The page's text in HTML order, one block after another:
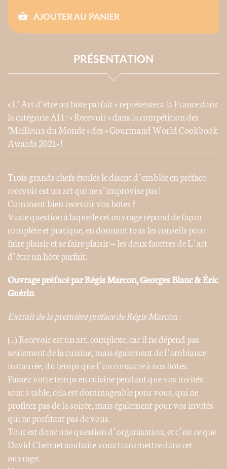
AJOUTER AU PANIER
PRÉSENTATION
« L' Art d' être un hôte parfait » représentera la France dans
la catégorie A11 : « Recevoir » dans la compétition des
"Meilleurs du Monde » des « Gourmand World Cookbook
Awards 2021» !
Trois grands chefs étoilés le disent d’emblée en préface :
recevoir est un art qui ne s’improvise pas !
Comment bien recevoir vos hôtes ?
Vaste question à laquelle cet ouvrage répond de façon
complète et pratique, en donnant tous les conseils pour
faire plaisir et se faire plaisir – les deux facettes de L’art
d’être un hôte parfait.
Ouvrage préfacé par Régis Marcon, Georges Blanc & Éric
Guérin
Extrait de la première préface de Régis Marcon :
(...) Recevoir est un art, complexe, car il ne dépend pas
seulement de la cuisine, mais également de l’ambiance
instaurée, du temps que l’on consacre à nos hôtes.
Passez votre temps en cuisine pendant que vos invités
sont à table, cela est dommageable pour vous, qui ne
profitez pas de la soirée, mais également pour vos invités
qui ne profitent pas de vous.
Tout est donc une question d’organisation, et c’est ce que
David Chenuet souhaite vous transmettre dans cet
ouvrage.